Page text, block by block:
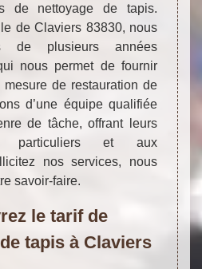
de nettoyage de tapis.
de Claviers 83830, nous
de plusieurs années
nous permet de fournir
de restauration de
d’une équipe qualifiée
de tâche, offrant leurs
particuliers et aux
nos services, nous
savoir-faire.
le tarif de
tapis à Claviers